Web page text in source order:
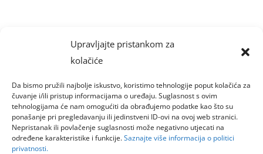
Upravljajte pristankom za
kolačiće
Da bismo pružili najbolje iskustvo, koristimo tehnologije poput kolačića za
čuvanje i/ili pristup informacijama o uređaju. Suglasnost s ovim
tehnologijama će nam omogućiti da obrađujemo podatke kao što su
ponašanje pri pregledavanju ili jedinstveni ID-ovi na ovoj web stranici.
Nepristanak ili povlačenje suglasnosti može negativno utjecati na
određene karakteristike i funkcije.Saznajte više informacija o politici
privatnosti.